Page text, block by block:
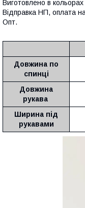
Виготовлено в кольорах
Відправка НП, оплата
Опт.
Довжина по
спинці
Довжина
рукава
Ширина під
рукавами